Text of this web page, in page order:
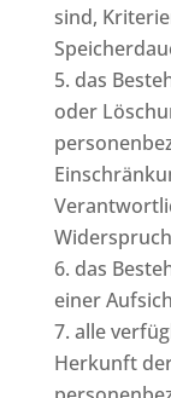
sind,
das
oder
das
einer
alle
Herkunft